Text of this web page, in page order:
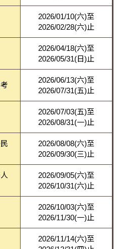
2026/01/10(六)至
2026/02/28(六)止
2026/04/18(六)至
2026/05/31(日)止
2026/06/13(六)至
2026/07/31(五)止
2026/07/03(五)至
2026/08/31(一)止
2026/08/08(六)至
2026/09/30(三)止
2026/09/05(六)至
2026/10/31(六)止
2026/10/03(六)至
2026/11/30(一)止
2026/11/14(六)至